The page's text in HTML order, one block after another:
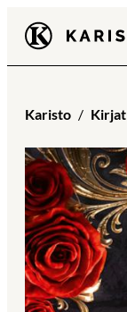
Siirry
suoraan
sisältöön
Karisto
Karisto Kirjat